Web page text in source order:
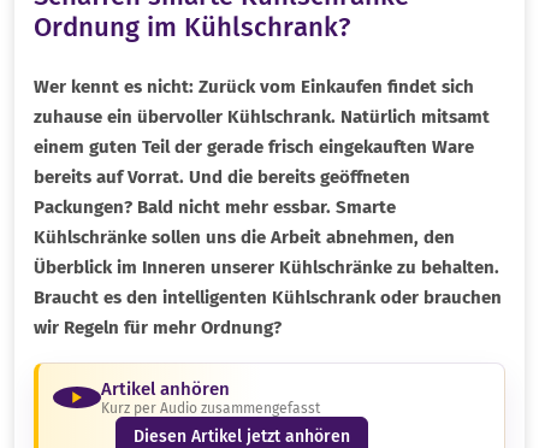
Ordnung im Kühlschrank?
Wer kennt es nicht: Zurück vom Einkaufen findet sich
zuhause ein übervoller Kühlschrank. Natürlich mitsamt
einem guten Teil der gerade frisch eingekauften Ware
bereits auf Vorrat. Und die bereits geöffneten
Packungen? Bald nicht mehr essbar. Smarte
Kühlschränke sollen uns die Arbeit abnehmen, den
Überblick im Inneren unserer Kühlschränke zu behalten.
Braucht es den intelligenten Kühlschrank oder brauchen
wir Regeln für mehr Ordnung?
Artikel anhören
Kurz per Audio zusammengefasst
Diesen Artikel jetzt anhören